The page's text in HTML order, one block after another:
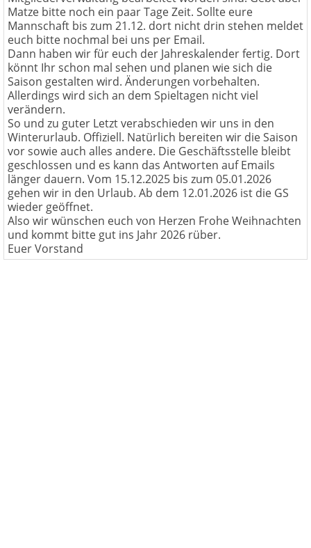
Matze bitte noch ein paar Tage Zeit. Sollte eure
Mannschaft bis zum 21.12. dort nicht drin stehen meldet
euch bitte nochmal bei uns per Email.
Dann haben wir für euch der Jahreskalender fertig. Dort
könnt Ihr schon mal sehen und planen wie sich die
Saison gestalten wird. Änderungen vorbehalten.
Allerdings wird sich an dem Spieltagen nicht viel
verändern.
So und zu guter Letzt verabschieden wir uns in den
Winterurlaub. Offiziell. Natürlich bereiten wir die Saison
vor sowie auch alles andere. Die Geschäftsstelle bleibt
geschlossen und es kann das Antworten auf Emails
länger dauern. Vom 15.12.2025 bis zum 05.01.2026
gehen wir in den Urlaub. Ab dem 12.01.2026 ist die GS
wieder geöffnet.
Also wir wünschen euch von Herzen Frohe Weihnachten
und kommt bitte gut ins Jahr 2026 rüber.
Euer Vorstand